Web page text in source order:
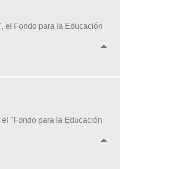
el Fondo para la Educación
"Fondo para la Educación